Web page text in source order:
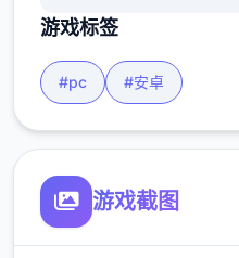
游戏标签
#pc #安卓
游戏截图